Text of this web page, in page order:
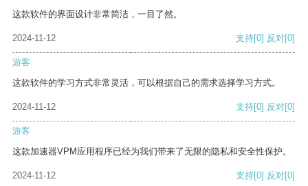
这款软件的界面设计非常简洁，一目了然。
2024-11-12 支持[0] 反对[0]
游客
这款软件的学习方式非常灵活，可以根据自己的需求选择学习方式。
2024-11-12 支持[0] 反对[0]
游客
这款加速器VPM应用程序已经为我们带来了无限的隐私和安全性保护。
2024-11-12 支持[0] 反对[0]